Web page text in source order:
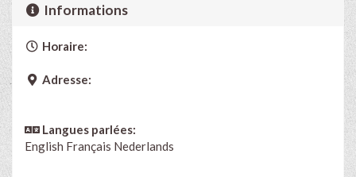
Informations
Horaire:
Adresse:
Langues parlées:
English Français Nederlands